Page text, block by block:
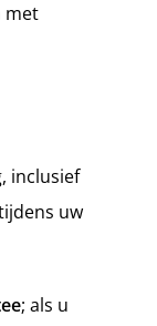
met
inclusief
uw
; als u